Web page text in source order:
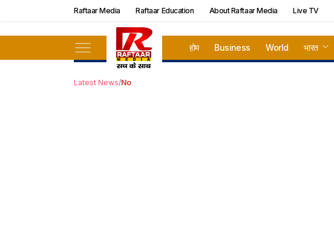
Raftaar Media Raftaar Education About Raftaar Media Live TV
होम Business World भारत
Latest News/No